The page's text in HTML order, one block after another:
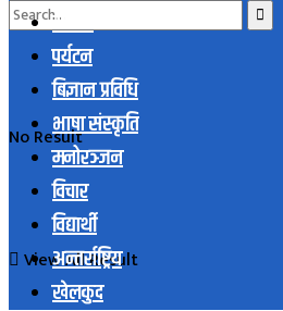
No Result
View All Result
समाज
पर्यटन
बिज्ञान प्रविधि
भाषा संस्कृति
मनोरञ्जन
विचार
विद्यार्थी
अन्तर्राष्ट्रिय
खेलकुद